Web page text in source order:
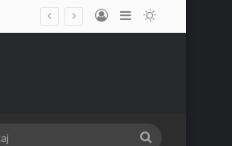
Log InSidebarSwitch skin